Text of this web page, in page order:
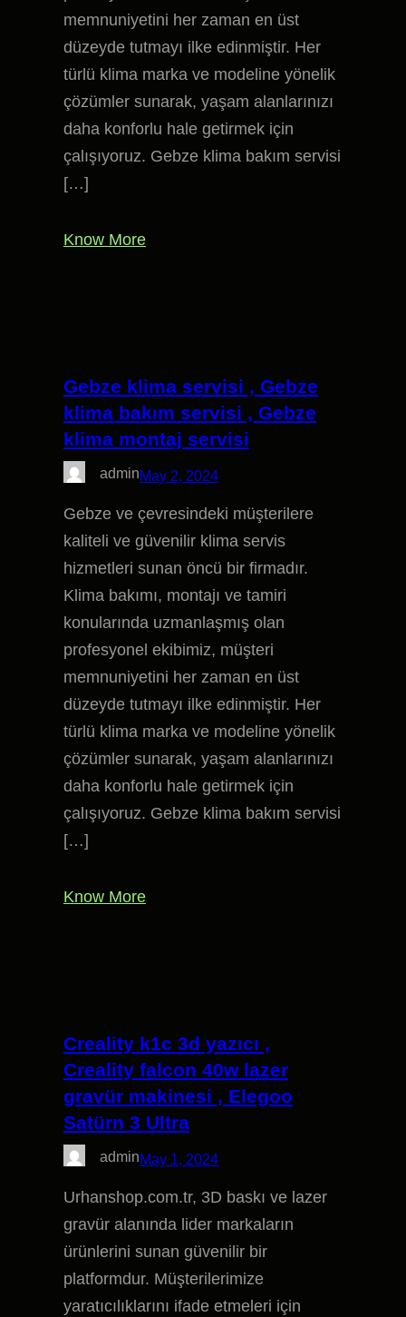
memnuniyetini her zaman en üst
düzeyde tutmayı ilke edinmiştir. Her
türlü klima marka ve modeline yönelik
çözümler sunarak, yaşam alanlarınızı
daha konforlu hale getirmek için
çalışıyoruz. Gebze klima bakım servisi
[…]
Know More
Gebze klima servisi , Gebze
klima bakım servisi , Gebze
klima montaj servisi
adminMay 2, 2024
Gebze ve çevresindeki müşterilere
kaliteli ve güvenilir klima servis
hizmetleri sunan öncü bir firmadır.
Klima bakımı, montajı ve tamiri
konularında uzmanlaşmış olan
profesyonel ekibimiz, müşteri
memnuniyetini her zaman en üst
düzeyde tutmayı ilke edinmiştir. Her
türlü klima marka ve modeline yönelik
çözümler sunarak, yaşam alanlarınızı
daha konforlu hale getirmek için
çalışıyoruz. Gebze klima bakım servisi
[…]
Know More
Creality k1c 3d yazıcı ,
Creality falcon 40w lazer
gravür makinesi , Elegoo
Satürn 3 Ultra
adminMay 1, 2024
Urhanshop.com.tr, 3D baskı ve lazer
gravür alanında lider markaların
ürünlerini sunan güvenilir bir
platformdur. Müşterilerimize
yaratıcılıklarını ifade etmeleri için